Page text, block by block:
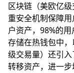
区块链（美欧亿
重安全机制保障
户资产，98%的
存储在热钱包中
级交易量）还引
转移资产，进一步